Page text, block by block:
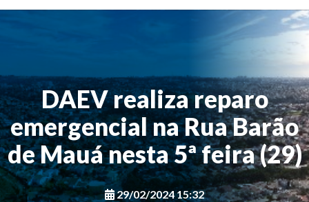
DAEV realiza reparo
emergencial na Rua Barão
de Mauá nesta 5ª feira (29)
29/02/2024 15:32